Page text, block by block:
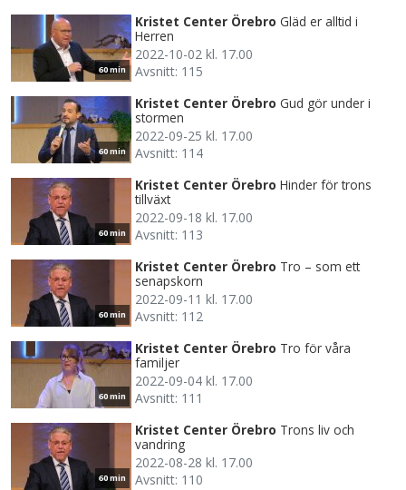
60 min
Kristet Center Örebro Gläd er alltid i
Herren
2022-10-02 kl. 17.00
Avsnitt: 115
60 min
Kristet Center Örebro Gud gör under i
stormen
2022-09-25 kl. 17.00
Avsnitt: 114
60 min
Kristet Center Örebro Hinder för trons
tillväxt
2022-09-18 kl. 17.00
Avsnitt: 113
60 min
Kristet Center Örebro Tro – som ett
senapskorn
2022-09-11 kl. 17.00
Avsnitt: 112
60 min
Kristet Center Örebro Tro för våra
familjer
2022-09-04 kl. 17.00
Avsnitt: 111
60 min
Kristet Center Örebro Trons liv och
vandring
2022-08-28 kl. 17.00
Avsnitt: 110